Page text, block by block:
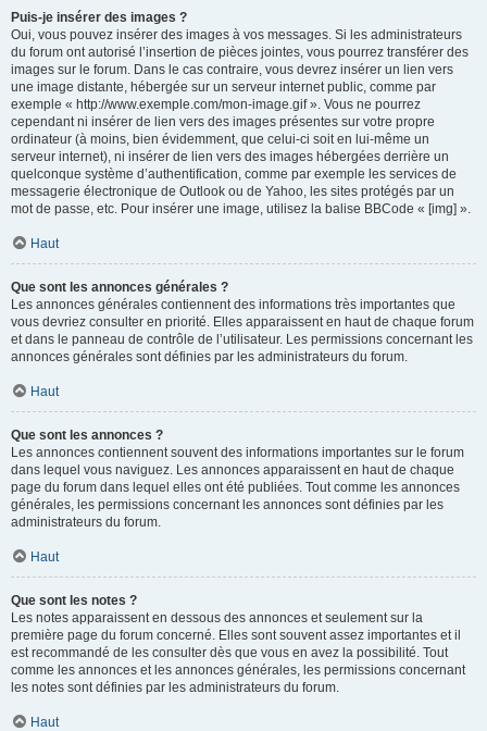
Puis-je insérer des images ?
Oui, vous pouvez insérer des images à vos messages. Si les administrateurs
du forum ont autorisé l’insertion de pièces jointes, vous pourrez transférer des
images sur le forum. Dans le cas contraire, vous devrez insérer un lien vers
une image distante, hébergée sur un serveur internet public, comme par
exemple « http://www.exemple.com/mon-image.gif ». Vous ne pourrez
cependant ni insérer de lien vers des images présentes sur votre propre
ordinateur (à moins, bien évidemment, que celui-ci soit en lui-même un
serveur internet), ni insérer de lien vers des images hébergées derrière un
quelconque système d’authentification, comme par exemple les services de
messagerie électronique de Outlook ou de Yahoo, les sites protégés par un
mot de passe, etc. Pour insérer une image, utilisez la balise BBCode « [img] ».
Haut
Que sont les annonces générales ?
Les annonces générales contiennent des informations très importantes que
vous devriez consulter en priorité. Elles apparaissent en haut de chaque forum
et dans le panneau de contrôle de l’utilisateur. Les permissions concernant les
annonces générales sont définies par les administrateurs du forum.
Haut
Que sont les annonces ?
Les annonces contiennent souvent des informations importantes sur le forum
dans lequel vous naviguez. Les annonces apparaissent en haut de chaque
page du forum dans lequel elles ont été publiées. Tout comme les annonces
générales, les permissions concernant les annonces sont définies par les
administrateurs du forum.
Haut
Que sont les notes ?
Les notes apparaissent en dessous des annonces et seulement sur la
première page du forum concerné. Elles sont souvent assez importantes et il
est recommandé de les consulter dès que vous en avez la possibilité. Tout
comme les annonces et les annonces générales, les permissions concernant
les notes sont définies par les administrateurs du forum.
Haut